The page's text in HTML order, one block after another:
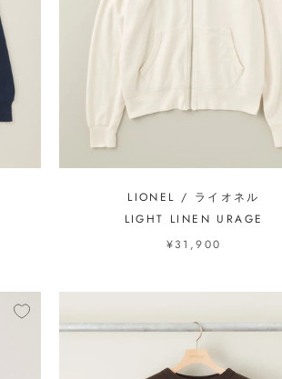
LIONEL / ライオネル
LIGHT LINEN URAGE
¥31,900